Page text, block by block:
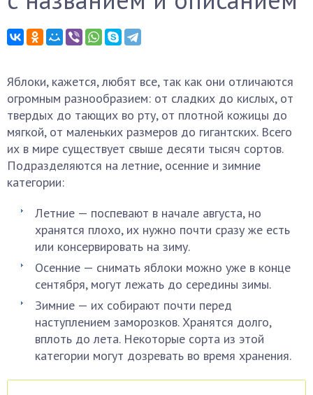
Яблоки, кажется, любят все, так как они отличаются
огромным разнообразием: от сладких до кислых, от
твердых до тающих во рту, от плотной кожицы до
мягкой, от маленьких размеров до гигантских. Всего
их в мире существует свыше десяти тысяч сортов.
Подразделяются на летние, осенние и зимние
категории:
Летние — поспевают в начале августа, но
хранятся плохо, их нужно почти сразу же есть
или консервировать на зиму.
Осенние — снимать яблоки можно уже в конце
сентября, могут лежать до середины зимы.
Зимние — их собирают почти перед
наступлением заморозков. Хранятся долго,
вплоть до лета. Некоторые сорта из этой
категории могут дозревать во время хранения.